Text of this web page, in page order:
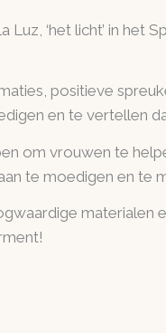
Luz, ‘het licht’ in
positieve
en te vertellen
om vrouwen te
te moedigen en te
materialen